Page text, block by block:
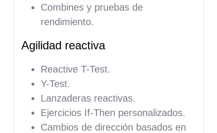
Combines y pruebas de
rendimiento.
Agilidad reactiva
Reactive T-Test.
Y-Test.
Lanzaderas reactivas.
Ejercicios If-Then personalizados.
Cambios de dirección basados en